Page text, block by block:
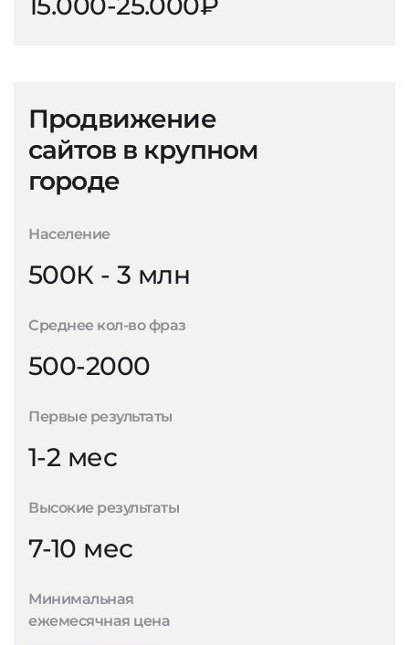
Продвижение
сайтов в крупном
городе
Население
500К - 3 млн
Среднее кол-во фраз
500-2000
Первые результаты
1-2 мес
Высокие результаты
7-10 мес
Минимальная
ежемесячная цена